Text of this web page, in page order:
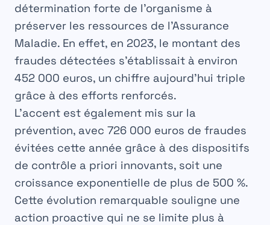
détermination forte de l’organisme à
préserver les ressources de l’Assurance
Maladie. En effet, en 2023, le montant des
fraudes détectées s’établissait à environ
452 000 euros, un chiffre aujourd’hui triple
grâce à des efforts renforcés.
L’accent est également mis sur la
prévention, avec 726 000 euros de fraudes
évitées cette année grâce à des dispositifs
de contrôle a priori innovants, soit une
croissance exponentielle de plus de 500 %.
Cette évolution remarquable souligne une
action proactive qui ne se limite plus à